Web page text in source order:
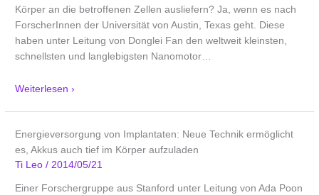
Körper an die betroffenen Zellen ausliefern? Ja, wenn es nach
ForscherInnen der Universität von Austin, Texas geht. Diese
haben unter Leitung von Donglei Fan den weltweit kleinsten,
schnellsten und langlebigsten Nanomotor
Weiterlesen ›
Energieversorgung von Implantaten: Neue Technik ermöglicht
es, Akkus auch tief im Körper aufzuladen
Ti Leo/ 2014/05/21
Einer Forschergruppe aus Stanford unter Leitung von Ada Poon